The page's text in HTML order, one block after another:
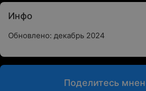
Инфо
Обновлено: декабрь 2024
Поделитесь